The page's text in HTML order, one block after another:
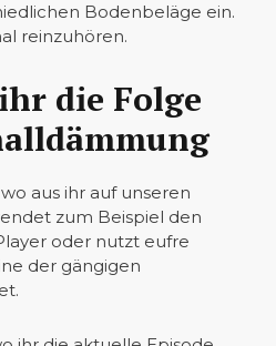
Bodenbeläge ein.
reinzuhören.
die Folge
aus ihr auf unseren
zum Beispiel den
oder nutzt eufre
der gängigen